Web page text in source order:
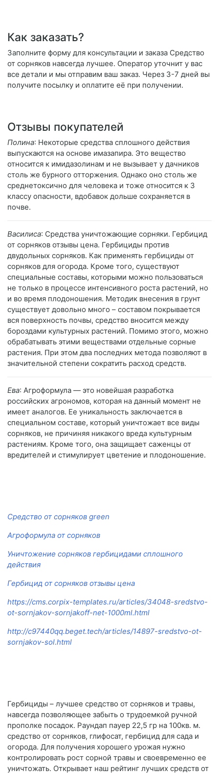
Как заказать?
Заполните форму для консультации и заказа Средство
от сорняков навсегда лучшее. Оператор уточнит у вас
все детали и мы отправим ваш заказ. Через 3-7 дней вы
получите посылку и оплатите её при получении.
Отзывы покупателей
Полина: Некоторые средства сплошного действия
выпускаются на основе имазапира. Это вещество
относится к имидазолинам и не вызывает у дачников
столь же бурного отторжения. Однако оно столь же
среднетоксично для человека и тоже относится к 3
классу опасности, вдобавок дольше сохраняется в
почве.
Василиса: Средства уничтожающие сорняки. Гербицид
от сорняков отзывы цена. Гербициды против
двудольных сорняков. Как применять гербициды от
сорняков для огорода. Кроме того, существуют
специальные составы, которыми можно пользоваться
не только в процессе интенсивного роста растений, но
и во время плодоношения. Методик внесения в грунт
существует довольно много – составом покрывается
вся поверхность почвы, средство вносится между
бороздами культурных растений. Помимо этого, можно
обрабатывать этими веществами отдельные сорные
растения. При этом два последних метода позволяют в
значительной степени сократить расход средств.
Ева: Агроформула — это новейшая разработка
российских агрономов, которая на данный момент не
имеет аналогов. Ее уникальность заключается в
специальном составе, который уничтожает все виды
сорняков, не причиняя никакого вреда культурным
растениям. Кроме того, она защищает саженцы от
вредителей и стимулирует цветение и плодоношение.
Средство от сорняков green
Агроформула от сорняков
Уничтожение сорняков гербицидами сплошного
действия
Гербицид от сорняков отзывы цена
https://cms.corpix-templates.ru/articles/34048-sredstvo-
ot-sornjakov-sornjakoff-net-1000ml.html
http://c97440qq.beget.tech/articles/14897-sredstvo-ot-
sornjakov-sol.html
Гербициды – лучшее средство от сорняков и травы,
навсегда позволяющее забыть о трудоемкой ручной
прополке посадок. Раундап пауер 22,5 гр на 100кв. м.
средство от сорняков, глифосат, гербицид для сада и
огорода. Для получения хорошего урожая нужно
контролировать рост сорной травы и своевременно ее
уничтожать. Открывает наш рейтинг лучших средств от